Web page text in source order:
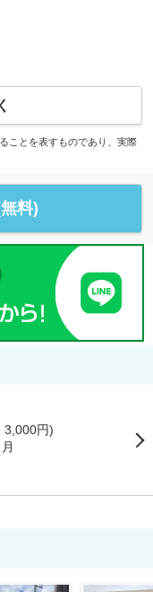
ことを表すものであり、実際
料)
3,000円)